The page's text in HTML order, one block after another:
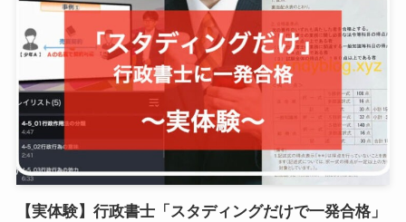
【実体験】行政書士「スタディングだけで一発合格」